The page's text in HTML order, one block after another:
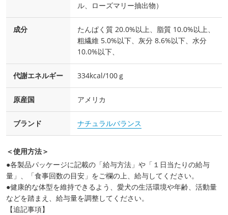
ル、ローズマリー抽出物）
成分
たんぱく質 20.0%以上、脂質 10.0%以上、
粗繊維 5.0%以下、灰分 8.6%以下、水分
10.0%以下、
代謝エネルギー 334kcal/100ｇ
原産国 アメリカ
ブランド ナチュラルバランス
＜使用方法＞
●各製品パッケージに記載の「給与方法」や「１日当たりの給与
量」、「食事回数の目安」をご欄の上、給与してください。
●健康的な体型を維持できるよう、愛犬の生活環境や年齢、活動量
などを踏まえ、給与量を調整してください。
【追記事項】